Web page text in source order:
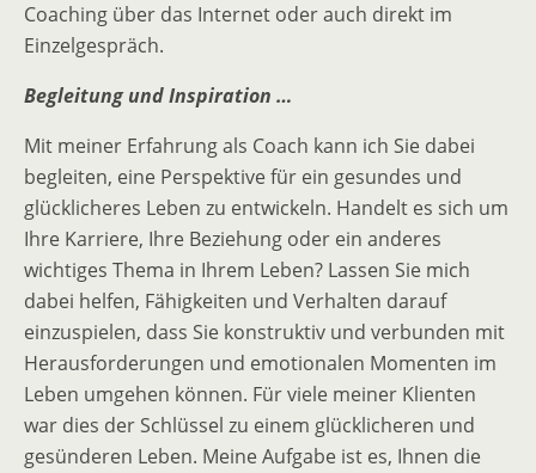
Coaching über das Internet oder auch direkt im
Einzelgespräch.
Begleitung und Inspiration …
Mit meiner Erfahrung als Coach kann ich Sie dabei
begleiten, eine Perspektive für ein gesundes und
glücklicheres Leben zu entwickeln. Handelt es sich um
Ihre Karriere, Ihre Beziehung oder ein anderes
wichtiges Thema in Ihrem Leben? Lassen Sie mich
dabei helfen, Fähigkeiten und Verhalten darauf
einzuspielen, dass Sie konstruktiv und verbunden mit
Herausforderungen und emotionalen Momenten im
Leben umgehen können. Für viele meiner Klienten
war dies der Schlüssel zu einem glücklicheren und
gesünderen Leben. Meine Aufgabe ist es, Ihnen die